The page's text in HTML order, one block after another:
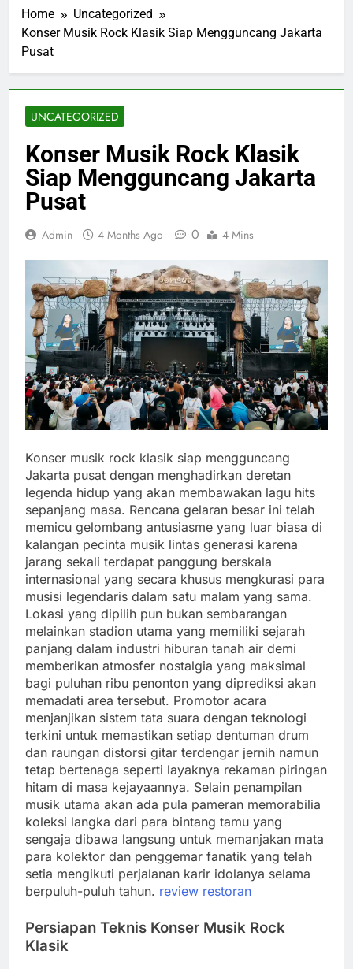
Home
Uncategorized
Konser Musik Rock Klasik Siap Mengguncang Jakarta
Pusat
UNCATEGORIZED
Konser Musik Rock Klasik
Siap Mengguncang Jakarta
Pusat
Admin 4 Months Ago 0 4 Mins
Konser musik rock klasik siap mengguncang
Jakarta pusat dengan menghadirkan deretan
legenda hidup yang akan membawakan lagu hits
sepanjang masa. Rencana gelaran besar ini telah
memicu gelombang antusiasme yang luar biasa di
kalangan pecinta musik lintas generasi karena
jarang sekali terdapat panggung berskala
internasional yang secara khusus mengkurasi para
musisi legendaris dalam satu malam yang sama.
Lokasi yang dipilih pun bukan sembarangan
melainkan stadion utama yang memiliki sejarah
panjang dalam industri hiburan tanah air demi
memberikan atmosfer nostalgia yang maksimal
bagi puluhan ribu penonton yang diprediksi akan
memadati area tersebut. Promotor acara
menjanjikan sistem tata suara dengan teknologi
terkini untuk memastikan setiap dentuman drum
dan raungan distorsi gitar terdengar jernih namun
tetap bertenaga seperti layaknya rekaman piringan
hitam di masa kejayaannya. Selain penampilan
musik utama akan ada pula pameran memorabilia
koleksi langka dari para bintang tamu yang
sengaja dibawa langsung untuk memanjakan mata
para kolektor dan penggemar fanatik yang telah
setia mengikuti perjalanan karir idolanya selama
berpuluh-puluh tahun. review restoran
Persiapan Teknis Konser Musik Rock
Klasik